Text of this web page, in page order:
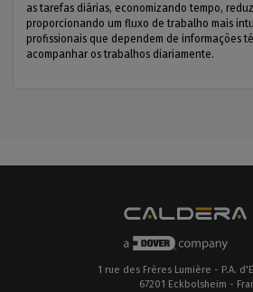
as tarefas diárias, economizando tempo,
proporcionando um fluxo de trabalho mais
profissionais que dependem de informações
acompanhar os trabalhos diariamente.
1 rue des Frères Lumière - P.A.
67201 Eckbolsheim -